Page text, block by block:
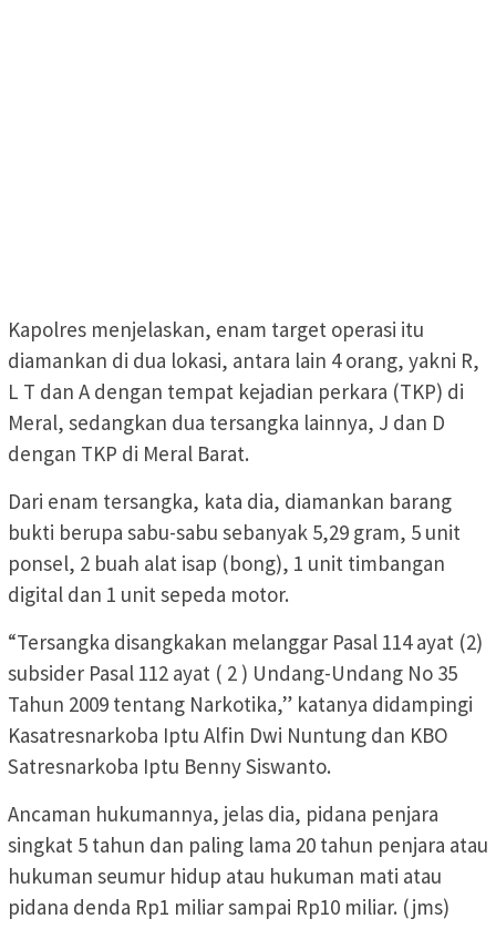
Kapolres menjelaskan, enam target operasi itu
diamankan di dua lokasi, antara lain 4 orang, yakni R,
L T dan A dengan tempat kejadian perkara (TKP) di
Meral, sedangkan dua tersangka lainnya, J dan D
dengan TKP di Meral Barat.
Dari enam tersangka, kata dia, diamankan barang
bukti berupa sabu-sabu sebanyak 5,29 gram, 5 unit
ponsel, 2 buah alat isap (bong), 1 unit timbangan
digital dan 1 unit sepeda motor.
“Tersangka disangkakan melanggar Pasal 114 ayat (2)
subsider Pasal 112 ayat ( 2 ) Undang-Undang No 35
Tahun 2009 tentang Narkotika,” katanya didampingi
Kasatresnarkoba Iptu Alfin Dwi Nuntung dan KBO
Satresnarkoba Iptu Benny Siswanto.
Ancaman hukumannya, jelas dia, pidana penjara
singkat 5 tahun dan paling lama 20 tahun penjara atau
hukuman seumur hidup atau hukuman mati atau
pidana denda Rp1 miliar sampai Rp10 miliar. (jms)